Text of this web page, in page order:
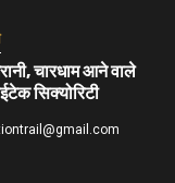
चारधाम आने वाले
सिक्योरिटी